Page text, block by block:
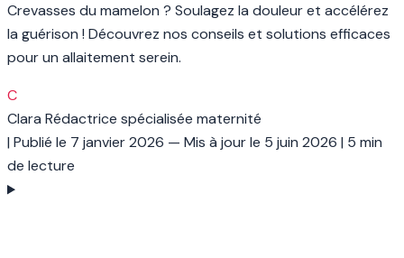
Crevasses du mamelon ? Soulagez la douleur et accélérez
la guérison ! Découvrez nos conseils et solutions efficaces
pour un allaitement serein.
C
Clara Rédactrice spécialisée maternité
| Publié le 7 janvier 2026 — Mis à jour le 5 juin 2026 | 5 min
de lecture